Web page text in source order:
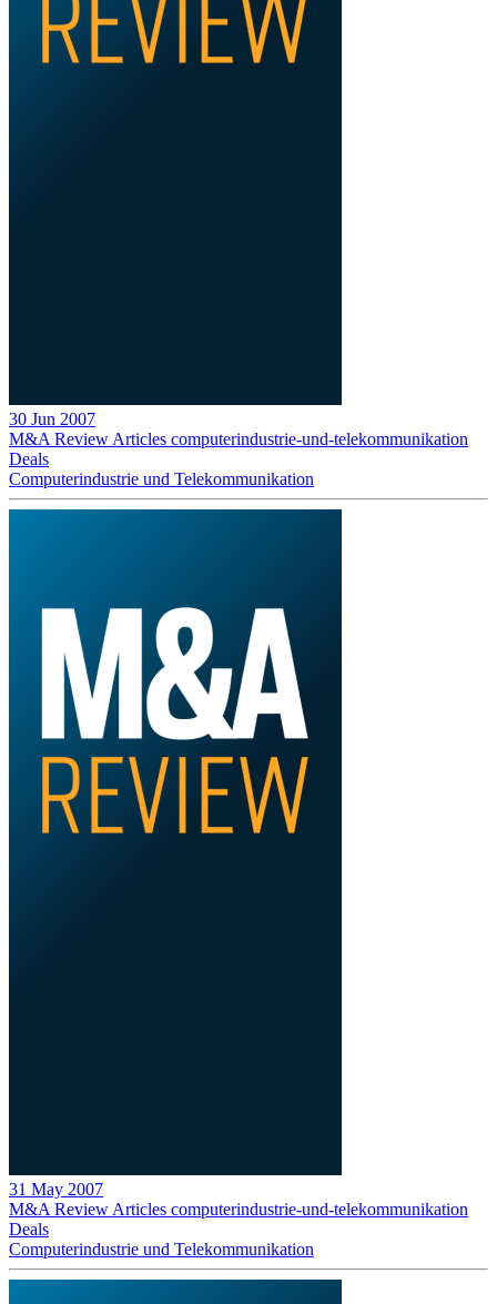
30 Jun 2007
M&A Review Articles computerindustrie-und-telekommunikation
Deals
Computerindustrie und Telekommunikation
31 May 2007
M&A Review Articles computerindustrie-und-telekommunikation
Deals
Computerindustrie und Telekommunikation